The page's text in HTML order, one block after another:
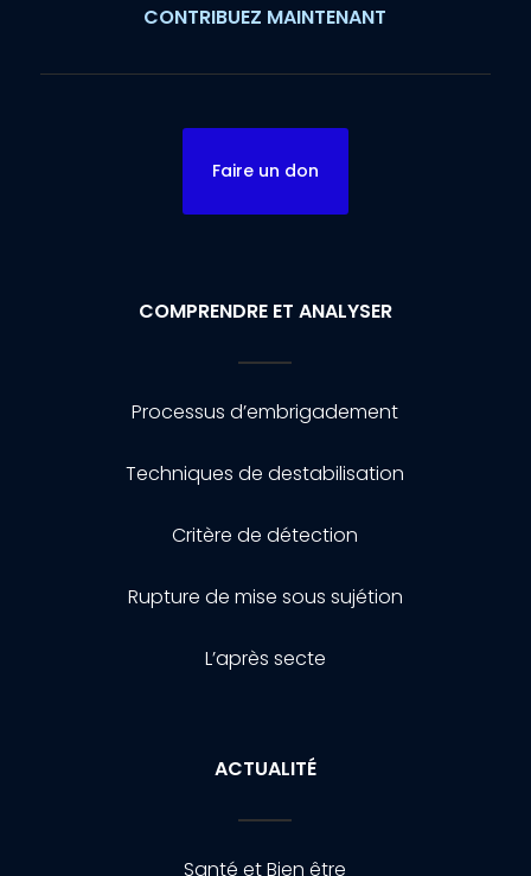
CONTRIBUEZ MAINTENANT
Faire un don
COMPRENDRE ET ANALYSER
Processus d’embrigadement
Techniques de destabilisation
Critère de détection
Rupture de mise sous sujétion
L’après secte
ACTUALITÉ
Santé et Bien être